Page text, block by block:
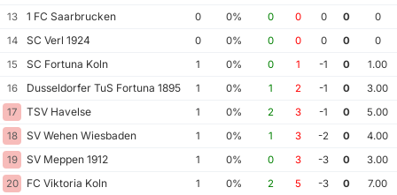
13
1 FC Saarbrucken 0 0% 0 0 0 0
0
14
SC Verl 1924 0 0% 0 0 0 0
0
15
SC Fortuna Koln 1 0% 0 1 -1 0
1.00
16
Dusseldorfer TuS Fortuna 1895 1 0% 1 2 -1 0
3.00
17
TSV Havelse 1 0% 2 3 -1 0
5.00
18
SV Wehen Wiesbaden 1 0% 1 3 -2 0
4.00
19
SV Meppen 1912 1 0% 0 3 -3 0
3.00
20
FC Viktoria Koln 1 0% 2 5 -3 0 7.00